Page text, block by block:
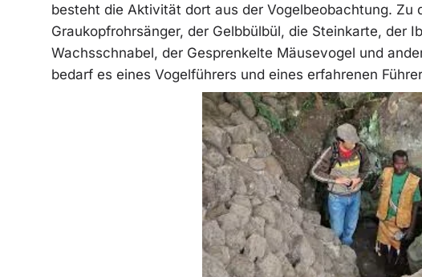
besteht die Aktivität dort aus der Vogelbeobachtung. Zu
Graukopfrohrsänger, der Gelbbülbül, die Steinkarte, der
Wachsschnabel, der Gesprenkelte Mäusevogel und
bedarf es eines Vogelführers und eines erfahrenen